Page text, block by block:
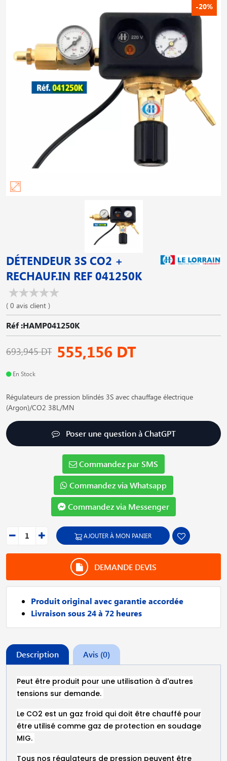
-20%
DÉTENDEUR 3S CO2 +
RECHAUF.IN REF 041250K
( 0 avis client )
Réf :HAMP041250K
693,945 DT 555,156 DT
En Stock
Régulateurs de pression blindés 3S avec chauffage électrique
(Argon)/CO2 38L/MN
Poser une question à ChatGPT
Commandez par SMS
Commandez via Whatsapp
Commandez via Messenger
AJOUTER À MON PANIER
DEMANDE DEVIS
Produit original avec garantie accordée
Livraison sous 24 à 72 heures
Description Avis (0)
Peut être produit pour une utilisation à d'autres
tensions sur demande.
Le CO2 est un gaz froid qui doit être chauffé pour
être utilisé comme gaz de protection en soudage
MIG.
Tous nos régulateurs de pression peuvent être